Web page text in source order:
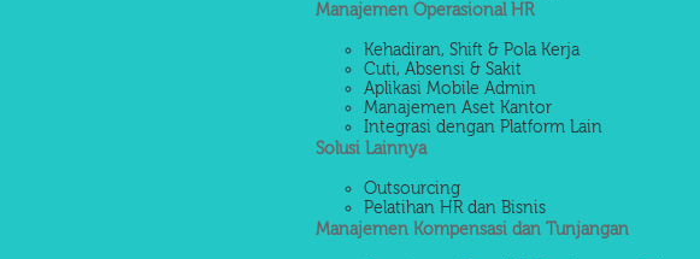
Manajemen Operasional HR
Kehadiran, Shift & Pola Kerja
Cuti, Absensi & Sakit
Aplikasi Mobile Admin
Manajemen Aset Kantor
Integrasi dengan Platform Lain
Solusi Lainnya
Outsourcing
Pelatihan HR dan Bisnis
Manajemen Kompensasi dan Tunjangan